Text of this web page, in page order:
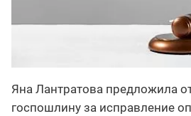
Яна Лантратова предложила
госпошлину за исправление